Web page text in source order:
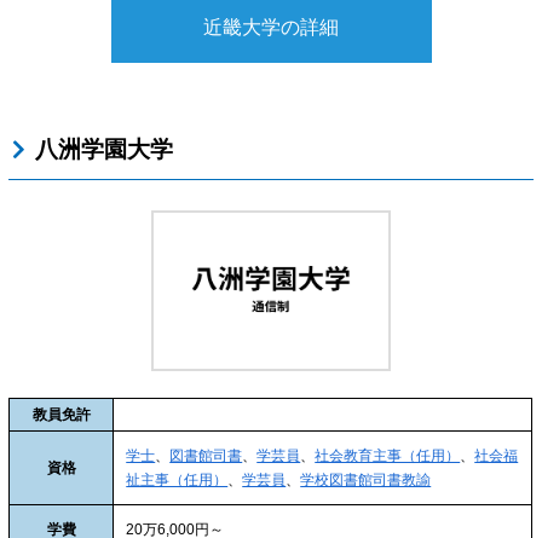
近畿大学の詳細
八洲学園大学
教員免許
資格
学士 図書館司書 、学芸員 、社会教育主事（任用） 、社会福
祉主事（任用）
、学芸員 、学校図書館司書教諭
学費 20万6,000円～